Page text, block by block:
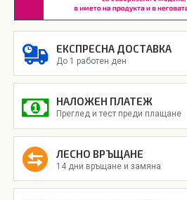
ЕКСПРЕСНА ДОСТАВКА
До 1 работен ден
НАЛОЖЕН ПЛАТЕЖ
Преглед и тест преди плащане
ЛЕСНО ВРЪЩАНЕ
14 дни връщане и замяна